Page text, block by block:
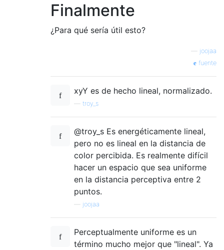
Finalmente
¿Para qué sería útil esto?
joojaa
fuente
xyY es de hecho lineal, normalizado.
troy_s
@troy_s Es energéticamente lineal,
pero no es lineal en la distancia de
color percibida. Es realmente difícil
hacer un espacio que sea uniforme
en la distancia perceptiva entre 2
puntos.
joojaa
Perceptualmente uniforme es un
término mucho mejor que "lineal". Ya